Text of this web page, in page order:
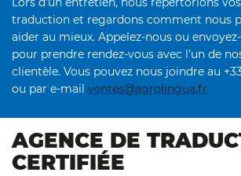
traduction et regardons comment nous
aider au mieux. Appelez-nous ou
pour prendre rendez-vous avec l’un de
clientèle. Vous pouvez nous joindre au
ou par e-mail ventes@agrolingua.fr
AGENCE DE
CERTIFIÉE